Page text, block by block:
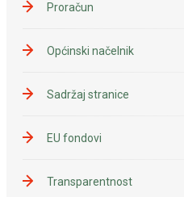
Proračun
Općinski načelnik
Sadržaj stranice
EU fondovi
Transparentnost